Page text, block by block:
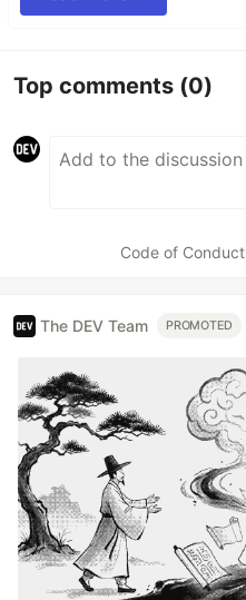
Top comments (0)
Code of Conduct
The DEV Team PROMOTED